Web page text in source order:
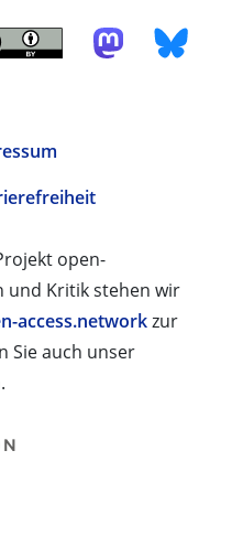
open-
und Kritik stehen wir
access.networkzur
Sie auch unser